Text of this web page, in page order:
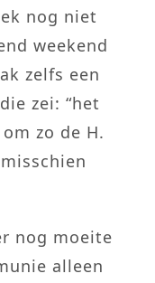
nog niet
weekend
zelfs een
zei: “het
zo de H.
nog moeite
alleen